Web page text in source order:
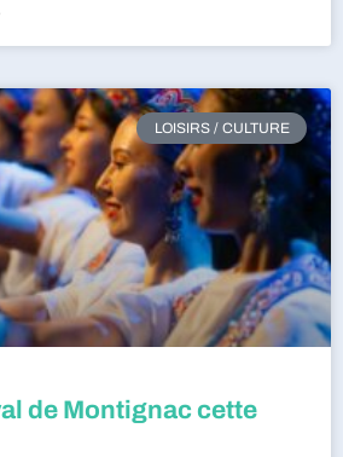
LOISIRS / CULTURE
de Montignac cette